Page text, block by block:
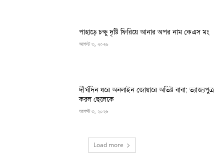
পাহাড়ে চক্ষু দৃষ্টি ফিরিয়ে আনার অপর নাম কেএস মং
আগস্ট ৩, ২০২৬
দীর্ঘদিন ধরে অনলাইন জোয়ারে অতিষ্ট বাবা; ত্যাজ্যপুত্র
করল ছেলেকে
আগস্ট ৩, ২০২৬
Load more